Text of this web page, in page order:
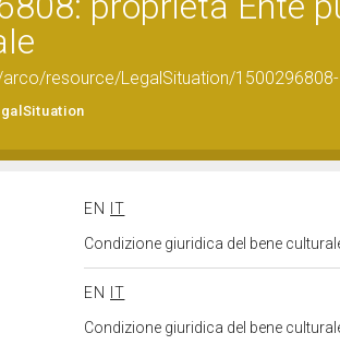
resource/LegalSituation/
EN
IT
Condizione giuridica del bene
EN
IT
Condizione giuridica del bene